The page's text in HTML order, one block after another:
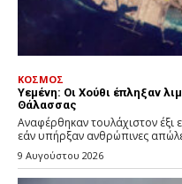
ΚΟΣΜΟΣ
Υεμένη: Οι Χούθι έπληξαν
Θάλασσας
Αναφέρθηκαν τουλάχιστον έξι
εάν υπήρξαν ανθρώπινες
9 Αυγούστου 2026